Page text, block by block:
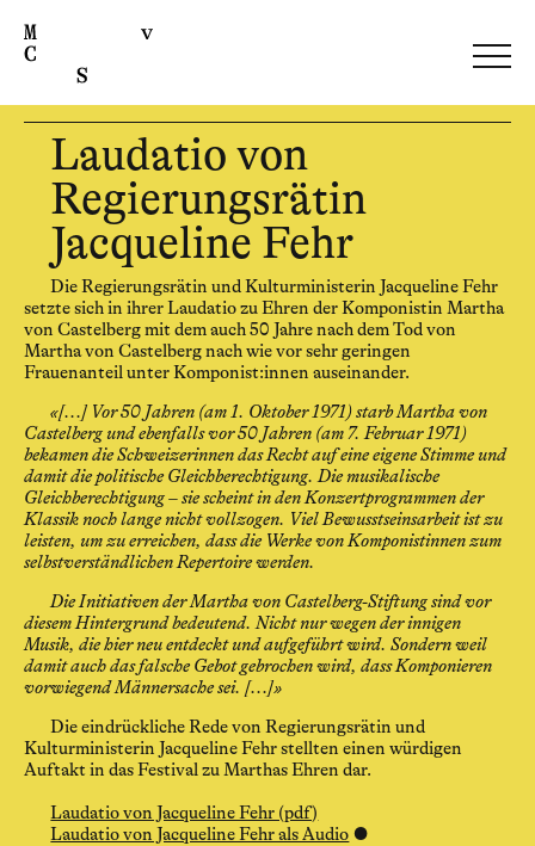
Laudatio von
Regierungsrätin
Jacqueline Fehr
Die Regierungsrätin und Kulturministerin Jacqueline Fehr
setzte sich in ihrer Laudatio zu Ehren der Komponistin Martha
von Castelberg mit dem auch 50 Jahre nach dem Tod von
Martha von Castelberg nach wie vor sehr geringen
Frauenanteil unter Komponist:innen auseinander.
«[...] Vor 50 Jahren (am 1. Oktober 1971) starb Martha von
Castelberg und ebenfalls vor 50 Jahren (am 7. Februar 1971)
bekamen die Schweizerinnen das Recht auf eine eigene Stimme und
damit die politische Gleichberechtigung. Die musikalische
Gleichberechtigung – sie scheint in den Konzertprogrammen der
Klassik noch lange nicht vollzogen. Viel Bewusstseinsarbeit ist zu
leisten, um zu erreichen, dass die Werke von Komponistinnen zum
selbstverständlichen Repertoire werden.
Die Initiativen der Martha von Castelberg-Stiftung sind vor
diesem Hintergrund bedeutend. Nicht nur wegen der innigen
Musik, die hier neu entdeckt und aufgeführt wird. Sondern weil
damit auch das falsche Gebot gebrochen wird, dass Komponieren
vorwiegend Männersache sei. [...]»
Die eindrückliche Rede von Regierungsrätin und
Kulturministerin Jacqueline Fehr stellten einen würdigen
Auftakt in das Festival zu Marthas Ehren dar.
Laudatio von Jacqueline Fehr (pdf)
Laudatio von Jacqueline Fehr als Audio